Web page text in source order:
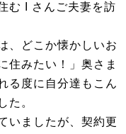
む I さんご夫妻を訪
、どこか懐かしいお
住みたい！」奥さま
る度に自分達もこん
た。
いましたが、契約更